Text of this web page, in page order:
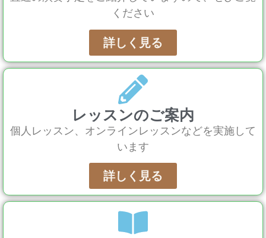
ください
詳しく見る
レッスンのご案内
個人レッスン、オンラインレッスンなどを実施して
います
詳しく見る